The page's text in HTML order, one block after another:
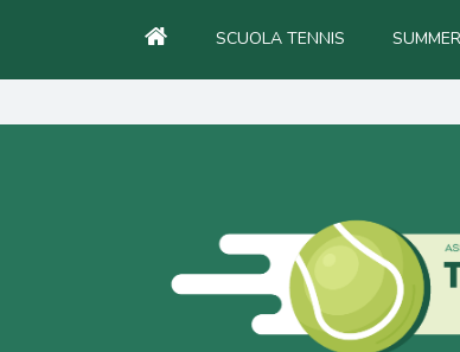
SCUOLA TENNIS